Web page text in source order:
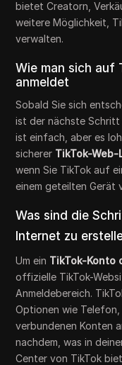
bietet Creatorn,
weitere Möglichkeit,
verwalten.
Wie man sich auf
anmeldet
Sobald Sie sich
ist der nächste
ist einfach, aber es
sicherer TikTok-Web-
wenn Sie TikTok auf
einem geteilten Gerät
Was sind die
Internet zu
Um ein TikTok-Konto
offizielle TikTok-
Anmeldebereich.
Optionen wie Telefon,
verbundenen Konten
nachdem, was in
Center von TikTok